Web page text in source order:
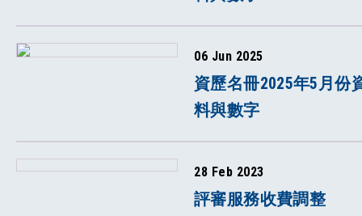
06 Jun 2025
資歷名冊2025年5月份
料與數字
28 Feb 2023
評審服務收費調整